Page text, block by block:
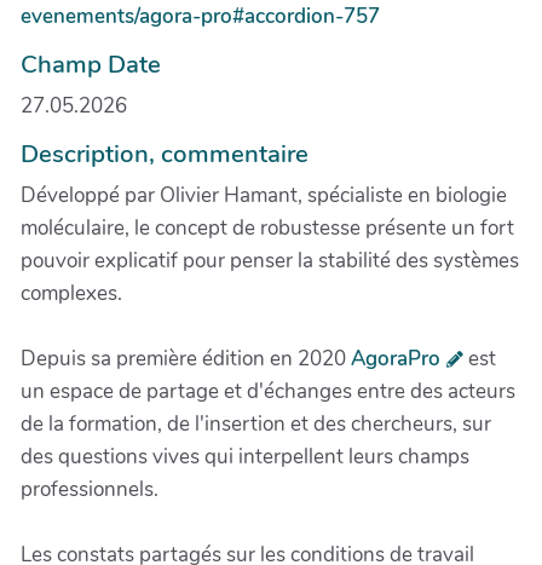
evenements/agora-pro#accordion-757
Champ Date
27.05.2026
Description, commentaire
Développé par Olivier Hamant, spécialiste en biologie
moléculaire, le concept de robustesse présente un fort
pouvoir explicatif pour penser la stabilité des systèmes
complexes.
Depuis sa première édition en 2020AgoraPro
est
un espace de partage et d'échanges entre des acteurs
de la formation, de l'insertion et des chercheurs, sur
des questions vives qui interpellent leurs champs
professionnels.
Les constats partagés sur les conditions de travail